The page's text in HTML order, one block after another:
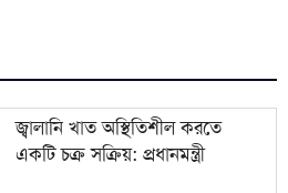
নিয়ে আরও চার জনের মৃত্যু
জ্বালানি খাত অস্থিতিশীল করতে
একটি চক্র সক্রিয়: প্রধানমন্ত্রী